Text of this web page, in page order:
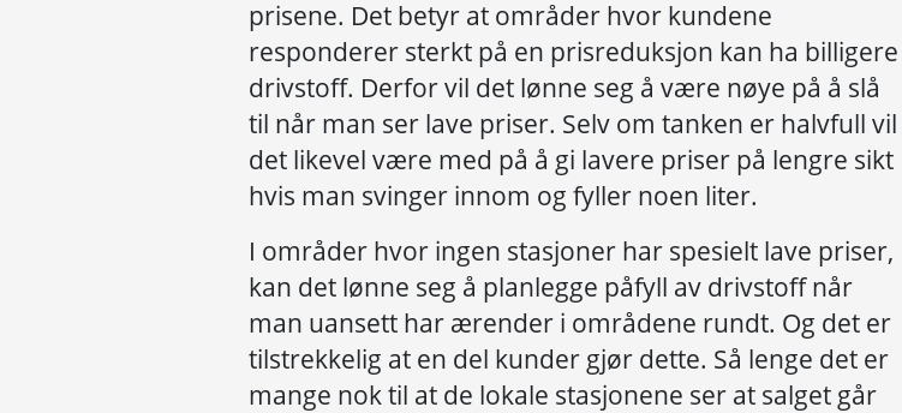
prisene. Det betyr at områder hvor kundene
responderer sterkt på en prisreduksjon kan ha billigere
drivstoff. Derfor vil det lønne seg å være nøye på å slå
til når man ser lave priser. Selv om tanken er halvfull vil
det likevel være med på å gi lavere priser på lengre sikt
hvis man svinger innom og fyller noen liter.
I områder hvor ingen stasjoner har spesielt lave priser,
kan det lønne seg å planlegge påfyll av drivstoff når
man uansett har ærender i områdene rundt. Og det er
tilstrekkelig at en del kunder gjør dette. Så lenge det er
mange nok til at de lokale stasjonene ser at salget går